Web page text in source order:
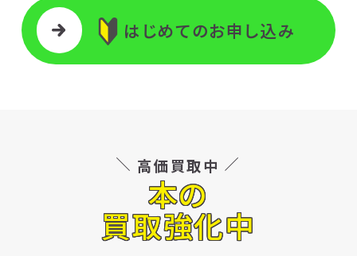
はじめてのお申し込み
高価買取中
本の
買取強化中